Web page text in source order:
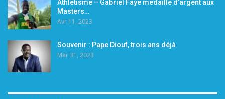
Athlétisme – Gabriel Faye médaillé d’argent aux
Masters…
Avr 11, 2023
Souvenir : Pape Diouf, trois ans déjà
Mar 31, 2023